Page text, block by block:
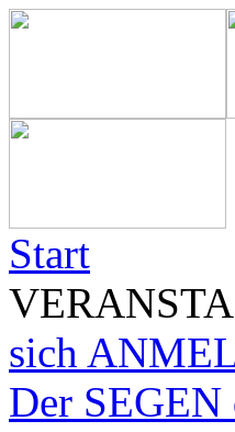
Start
sich
Der SEGEN